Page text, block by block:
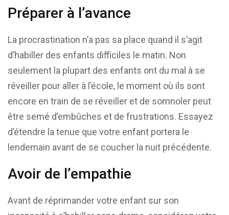
Préparer à l’avance
La procrastination n’a pas sa place quand il s’agit
d’habiller des enfants difficiles le matin. Non
seulement la plupart des enfants ont du mal à se
réveiller pour aller à l’école, le moment où ils sont
encore en train de se réveiller et de somnoler peut
être semé d’embûches et de frustrations. Essayez
d’étendre la tenue que votre enfant portera le
lendemain avant de se coucher la nuit précédente.
Avoir de l’empathie
Avant de réprimander votre enfant sur son